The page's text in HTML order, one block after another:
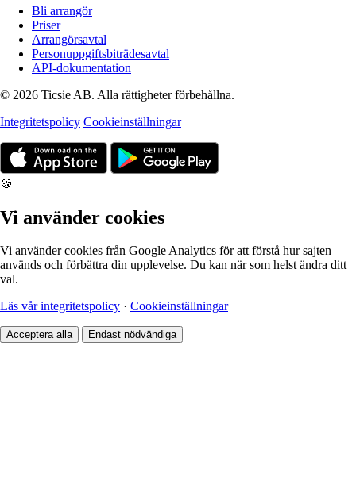
Bli arrangör
Priser
Arrangörsavtal
Personuppgiftsbiträdesavtal
API-dokumentation
© 2026 Ticsie AB. Alla rättigheter förbehållna.
Integritetspolicy Cookieinställningar
🍪
Vi använder cookies
Vi använder cookies från Google Analytics för att förstå hur sajten
används och förbättra din upplevelse. Du kan när som helst ändra ditt
val.
Läs vår integritetspolicy · Cookieinställningar
Acceptera alla Endast nödvändiga